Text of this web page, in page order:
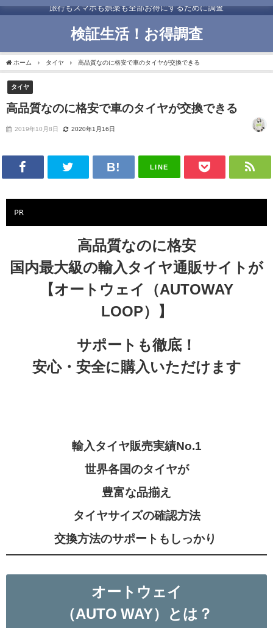
旅行もスマホも娯楽も全部お得にするために調査
検証生活！お得調査
ホーム タイヤ 高品質なのに格安で車のタイヤが交換できる
タイヤ
高品質なのに格安で車のタイヤが交換できる
2019年10月8日 2020年1月16日
LINE
PR
高品質なのに格安
国内最大級の輸入タイヤ通販サイトが
【オートウェイ（AUTOWAY
LOOP）】
サポートも徹底！
安心・安全に購入いただけます
輸入タイヤ販売実績No.1
世界各国のタイヤが
豊富な品揃え
タイヤサイズの確認方法
交換方法のサポートもしっかり
オートウェイ
（AUTO WAY）とは？